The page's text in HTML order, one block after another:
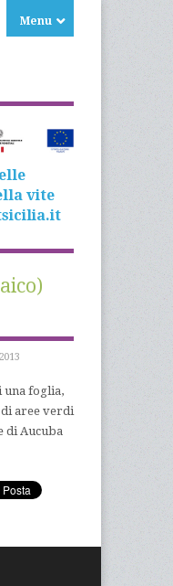
Menu
vite
una foglia,
aree verdi
di Aucuba